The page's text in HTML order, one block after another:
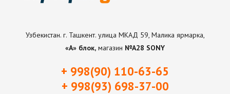
Узбекистан. г. Ташкент. улица МКАД 59, Малика ярмарка,
«А» блок, магазин №А28 SONY
+ 998(90) 110-63-65
+ 998(93) 698-37-00